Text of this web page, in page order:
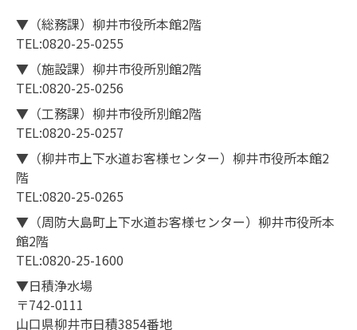
▼（総務課）柳井市役所本館2階
TEL:0820-25-0255
▼（施設課）柳井市役所別館2階
TEL:0820-25-0256
▼（工務課）柳井市役所別館2階
TEL:0820-25-0257
▼（柳井市上下水道お客様センター）柳井市役所本館2
階
TEL:0820-25-0265
▼（周防大島町上下水道お客様センター）柳井市役所本
館2階
TEL:0820-25-1600
▼日積浄水場
〒742-0111
山口県柳井市日積3854番地